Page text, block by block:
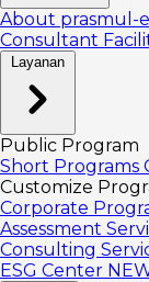
About prasmul-
Consultant
Layanan
Public Program
Short Programs
Customize
Corporate
Assessment
Consulting
ESG Center